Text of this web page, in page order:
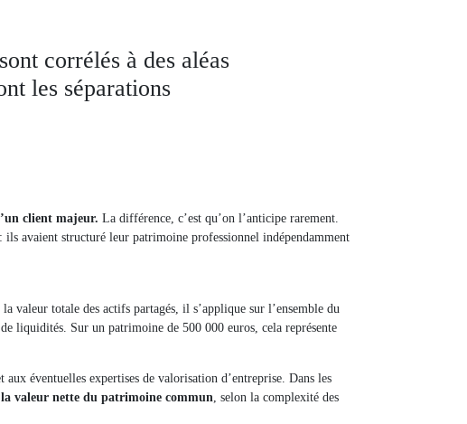
corrélés à des aléas
les séparations
client majeur. La différence, c’est qu’on l’anticipe rarement.
avaient structuré leur patrimoine professionnel indépendamment
valeur totale des actifs partagés, il s’applique sur l’ensemble du
liquidités. Sur un patrimoine de 500 000 euros, cela représente
éventuelles expertises de valorisation d’entreprise. Dans les
valeur nette du patrimoine commun , selon la complexité des